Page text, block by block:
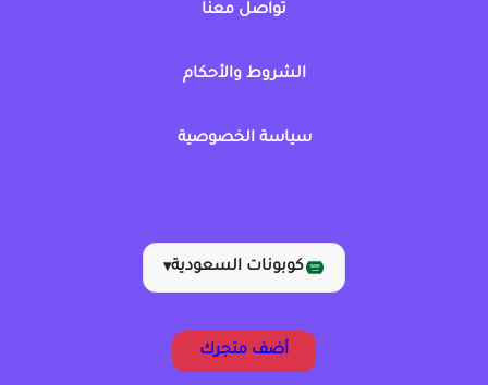
تواصل معنا
الشروط والأحكام
سياسة الخصوصية
كوبونات السعودية▾
أضف متجرك